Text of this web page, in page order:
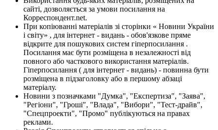
сайті, дозволяється за умови посилання на
Корреспондент.net.
При копіюванні матеріалів зі сторінки « Новини України
і світу» , для інтернет - видань - обов'язкове пряме
відкрите для пошукових систем гіперпосилання .
Посилання має бути розміщена в незалежності від
повного або часткового використання матеріалів.
Гіперпосилання ( для інтернет - видань) - повинна бути
розміщена в підзаголовку або в першому абзаці
матеріалу.
Новини з позначками "Думка", "Експертиза", "Заява",
"Регіони", "Гроші", "Влада", "Вибори", "Тест-драйв",
"Спецпроекти", "Промо" публікуються на правах
реклами.